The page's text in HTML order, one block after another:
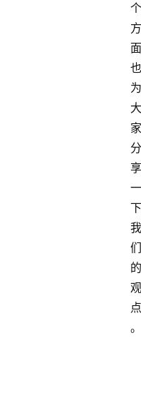
个
方
面
也
为
大
家
分
享
一
下
我
们
的
观
点
。